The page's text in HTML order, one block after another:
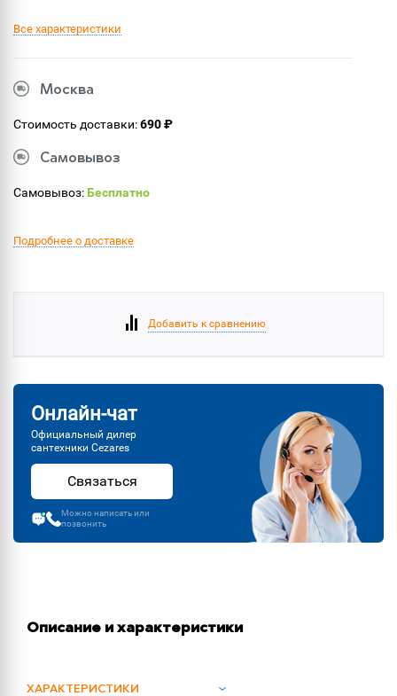
Все характеристики
Москва
Стоимость доставки:690 ₽
Самовывоз
Самовывоз:Бесплатно
Подробнее о доставке
Добавить к сравнению
Онлайн-чат
Официальный дилер
сантехники Cezares
Связаться
Можно написать или
позвонить
Описание и характеристики
ХАРАКТЕРИСТИКИ